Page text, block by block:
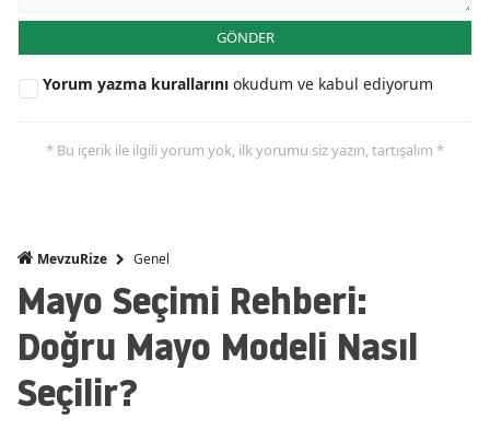
GÖNDER
Yorum yazma kurallarını okudum ve kabul ediyorum
* Bu içerik ile ilgili yorum yok, ilk yorumu siz yazın, tartışalım *
MevzuRize Genel
Mayo Seçimi Rehberi:
Doğru Mayo Modeli Nasıl
Seçilir?